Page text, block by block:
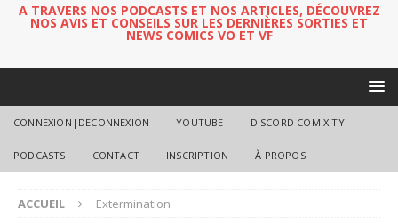
A TRAVERS NOS PODCASTS ET NOS ARTICLES, DÉCOUVREZ
NOS AVIS ET CONSEILS SUR LES DERNIÈRES SORTIES ET
NEWS COMICS VO ET VF
CONNEXION|DECONNEXION YOUTUBE DISCORD COMIXITY
PODCASTS CONTACT INSCRIPTION À PROPOS
ACCUEIL Extermination